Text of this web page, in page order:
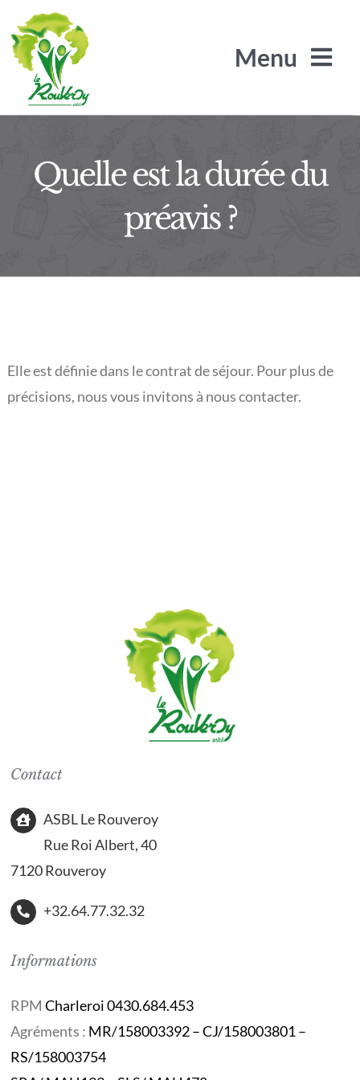
Passer
au
contenu
Menu
L’Arbre de Jade
Les Arilles
L’actualité du Rouveroy
Quelle est la durée du
préavis ?
Elle est définie dans le contrat de séjour. Pour plus de
précisions, nous vous invitons à nous contacter.
Contact
ASBL Le Rouveroy
Rue Roi Albert, 40
7120 Rouveroy
+32.64.77.32.32
Informations
RPM Charleroi 0430.684.453
Agréments : MR/158003392 – CJ/158003801 –
RS/158003754